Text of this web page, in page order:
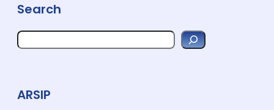
u
t
Search
S
e
h
ARSIP